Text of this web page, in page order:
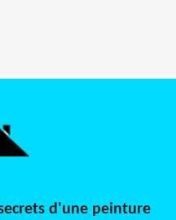
d'une peinture